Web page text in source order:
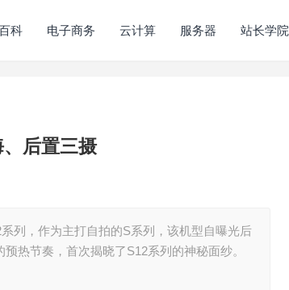
科 电子商务 云计算 服务器 站长学院
后置三摄
列，作为主打自拍的S系列，该机型自曝光后
热节奏，首次揭晓了S12系列的神秘面纱。